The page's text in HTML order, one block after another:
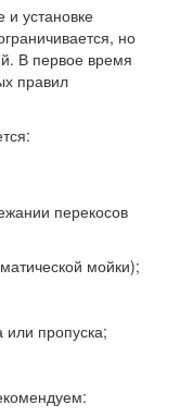
установке
но
В первое время
правил
перекосов
мойки);
или пропуска;